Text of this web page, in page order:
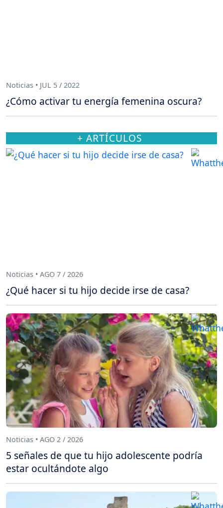
Noticias • JUL 5 / 2022
¿Cómo activar tu energía femenina oscura?
+ ARTÍCULOS
Noticias • AGO 7 / 2026
¿Qué hacer si tu hijo decide irse de casa?
Noticias • AGO 2 / 2026
5 señales de que tu hijo adolescente podría
estar ocultándote algo